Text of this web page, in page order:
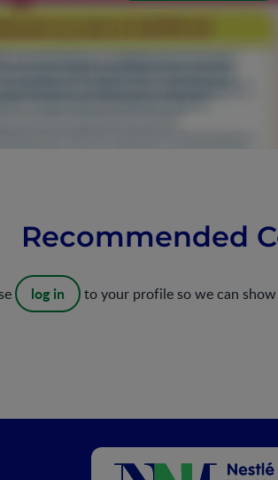
Recommended
log in to your profile so we can